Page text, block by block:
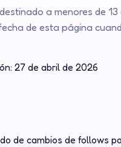
a menores de 13
de esta página
27 de abril de 2026
de cambios de follows